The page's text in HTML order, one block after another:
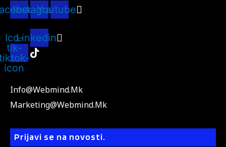
Instagram
Youtube
Ico-
tik-
icon
Linkedin
Info@webmind.mk
Marketing@webmind.mk
Prijavi se na novosti.